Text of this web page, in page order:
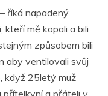
říká napadený
kteří mě kopali a bili
způsobem bili
aby ventilovali svůj
když 25letý muž
přítelkyní a přáteli v